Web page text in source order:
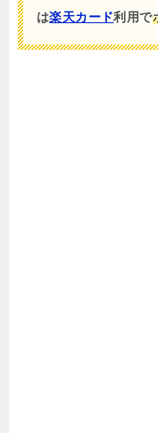
は楽天カード利用で